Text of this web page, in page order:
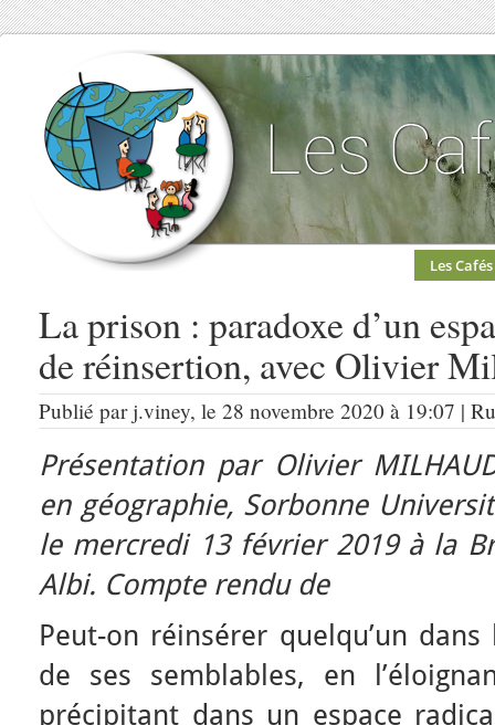
Les Cafés
La prison : paradoxe d’un
de réinsertion, avec Olivier
Publié par j.viney, le 28 novembre 2020 à 19:07 |
Présentation par Olivier
en géographie, Sorbonne
le mercredi 13 février 2019 à la
Albi. Compte rendu de
Peut-on réinsérer quelqu’un
de ses semblables, en
précipitant dans un espace